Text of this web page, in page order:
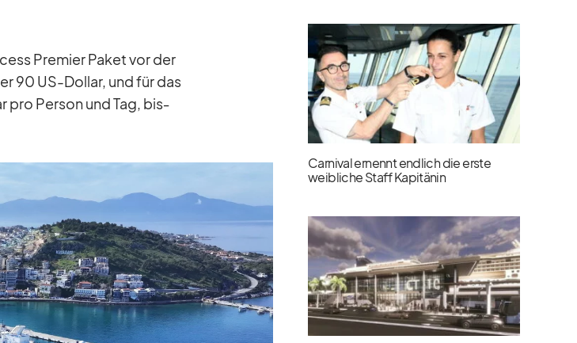
Pre­mier Pa­ket vor der
90 US-Dol­lar, und für das
pro Per­son und Tag, bis­
Carnival ernennt endlich die erste
weibliche Staff Kapitänin